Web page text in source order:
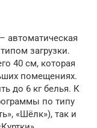
автоматическая
загрузки.
40 см, которая
помещениях.
до 6 кг белья. К
по типу
«Шёлк»), так и